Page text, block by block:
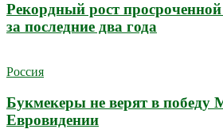
Рекордный рост
за последние два года
Россия
Букмекеры не верят в победу
Евровидении